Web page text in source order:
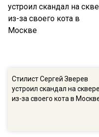
Стилист Сергей Зверев
устроил скандал на сквере
из-за своего кота в